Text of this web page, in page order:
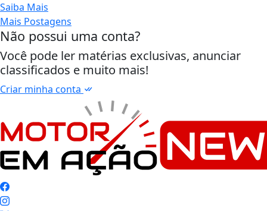
Saiba Mais
Mais Postagens
Não possui uma conta?
Você pode ler matérias exclusivas, anunciar
classificados e muito mais!
Criar minha conta